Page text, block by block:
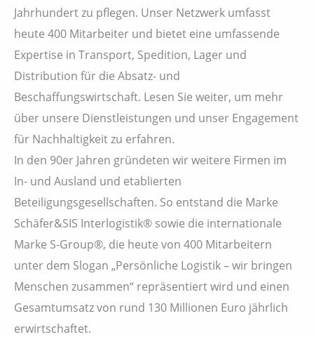
Jahrhundert zu pflegen. Unser Netzwerk umfasst
heute 400 Mitarbeiter und bietet eine umfassende
Expertise in Transport, Spedition, Lager und
Distribution für die Absatz- und
Beschaffungswirtschaft. Lesen Sie weiter, um mehr
über unsere Dienstleistungen und unser Engagement
für Nachhaltigkeit zu erfahren.
In den 90er Jahren gründeten wir weitere Firmen im
In- und Ausland und etablierten
Beteiligungsgesellschaften. So entstand die Marke
Schäfer&SIS Interlogistik® sowie die internationale
Marke S-Group®, die heute von 400 Mitarbeitern
unter dem Slogan „Persönliche Logistik – wir bringen
Menschen zusammen“ repräsentiert wird und einen
Gesamtumsatz von rund 130 Millionen Euro jährlich
erwirtschaftet.